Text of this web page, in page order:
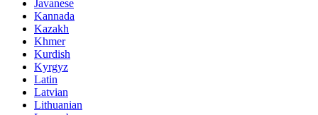
Javanese
Kannada
Kazakh
Khmer
Kurdish
Kyrgyz
Latin
Latvian
Lithuanian